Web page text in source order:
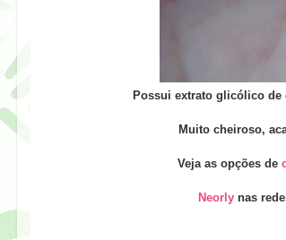
Possui extrato glicólico de
Muito cheiroso,
Veja as opções de
Neorlynas